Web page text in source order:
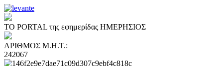
ΤΟ PORTAL της εφημερίδας ΗΜΕΡΗΣΙΟΣ
ΑΡΙΘΜΟΣ Μ.Η.Τ.:
242067